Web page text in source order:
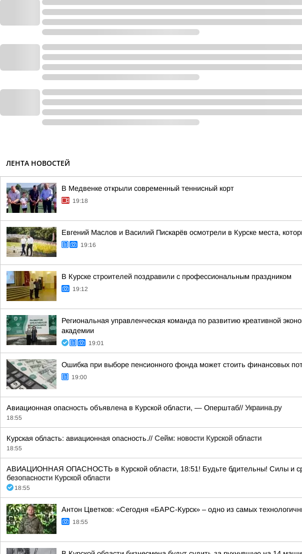
ЛЕНТА НОВОСТЕЙ
В Медвенке открыли современный теннисный корт
19:18
Евгений Маслов и Василий Пискарёв осмотрели в Курске места,
19:16
В Курске строителей поздравили с профессиональным праздником
19:12
Региональная управленческая команда по развитию креативной
академии
19:01
Ошибка при выборе пенсионного фонда может стоить финансовых
19:00
Авиационная опасность объявлена в Курской области, — Оперштаб// Украина.ру
18:55
Курская область: авиационная опасность.// Сейм: новости Курской области
18:55
АВИАЦИОННАЯ ОПАСНОСТЬ в Курской области, 18:51! Будьте бдительны! Силы и
безопасности Курской области
18:55
Антон Цветков: «Сегодня «БАРС-Курск» – одно из самых
18:55